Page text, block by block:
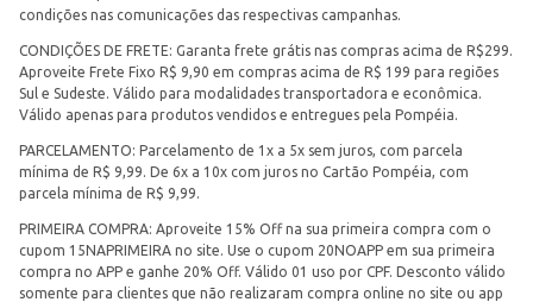
condições nas comunicações das respectivas campanhas.
CONDIÇÕES DE FRETE: Garanta frete grátis nas compras acima de R$299.
Aproveite Frete Fixo R$ 9,90 em compras acima de R$ 199 para regiões
Sul e Sudeste. Válido para modalidades transportadora e econômica.
Válido apenas para produtos vendidos e entregues pela Pompéia.
PARCELAMENTO: Parcelamento de 1x a 5x sem juros, com parcela
mínima de R$ 9,99. De 6x a 10x com juros no Cartão Pompéia, com
parcela mínima de R$ 9,99.
PRIMEIRA COMPRA: Aproveite 15% Off na sua primeira compra com o
cupom 15NAPRIMEIRA no site. Use o cupom 20NOAPP em sua primeira
compra no APP e ganhe 20% Off. Válido 01 uso por CPF. Desconto válido
somente para clientes que não realizaram compra online no site ou app